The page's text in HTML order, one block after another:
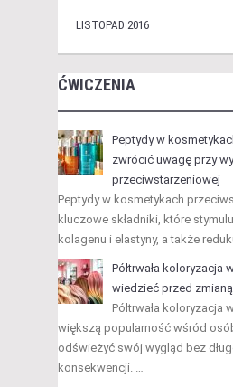
LISTOPAD 2016
ĆWICZENIA
Peptydy w
zwrócić uwagę przy
przeciwstarzeniowej
Peptydy w kosmetykach
kluczowe składniki, które
kolagenu i elastyny, a także
Półtrwała koloryzacja
wiedzieć przed
Półtrwała koloryzacja
większą popularność wśród
odświeżyć swój wygląd bez
konsekwencji. …